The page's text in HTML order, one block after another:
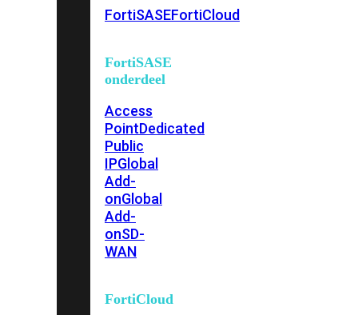
FortiSASEFortiCloud
FortiSASE
onderdeel
Access
PointDedicated
Public
IPGlobal
Add-
onGlobal
Add-
onSD-
WAN
FortiCloud